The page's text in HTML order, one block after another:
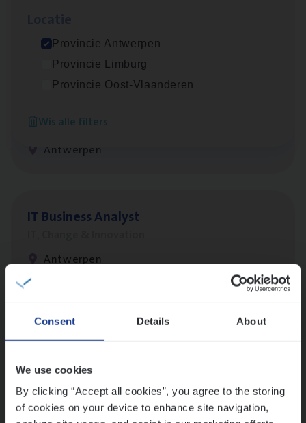
Consent Details About
We use cookies
By clicking “Accept all cookies”, you agree to the storing
of cookies on your device to enhance site navigation,
Provincie Antwerpen
Provincie Limburg
Provincie Oost-Vlaanderen
Wis alle filters
Antwerpen
IT, Change & Innovation
Antwerpen
ITBusi­ness Analyst
Antwerpen
Lees onze verhalen
versterken
Mathias houdt van diepgaande dossiers én droge
humor